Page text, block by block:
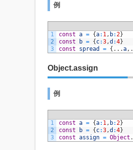
例
1
2
3
const a = {a: 1, b:2}
const
b = { c:3,d :4}
const
spread = { . . .a, .
Object.assign
例
1
2
3
const a = {a: 1, b:2}
const
b = { c:3,d :4}
const assign = Object .